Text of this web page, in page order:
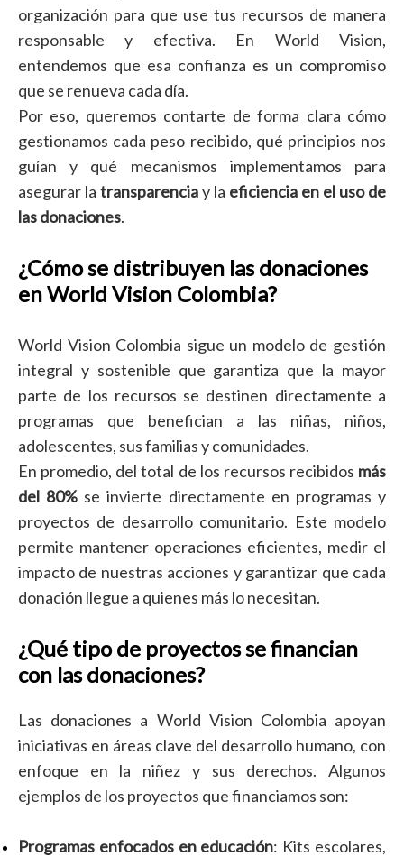
organización para que use tus recursos de manera
responsable y efectiva. En World Vision,
entendemos que esa confianza es un compromiso
que se renueva cada día.
Por eso, queremos contarte de forma clara cómo
gestionamos cada peso recibido, qué principios nos
guían y qué mecanismos implementamos para
asegurar la transparenciay la eficiencia en el uso de
las donaciones.
¿Cómo se distribuyen las donaciones
en World Vision Colombia?
World Vision Colombia sigue un modelo de gestión
integral y sostenible que garantiza que la mayor
parte de los recursos se destinen directamente a
programas que benefician a las niñas, niños,
adolescentes, sus familias y comunidades.
En promedio, del total de los recursos recibidos más
del 80% se invierte directamente en programas y
proyectos de desarrollo comunitario. Este modelo
permite mantener operaciones eficientes, medir el
impacto de nuestras acciones y garantizar que cada
donación llegue a quienes más lo necesitan.
¿Qué tipo de proyectos se financian
con las donaciones?
Las donaciones a World Vision Colombia apoyan
iniciativas en áreas clave del desarrollo humano, con
enfoque en la niñez y sus derechos. Algunos
ejemplos de los proyectos que financiamos son:
Programas enfocados en educación: Kits escolares,